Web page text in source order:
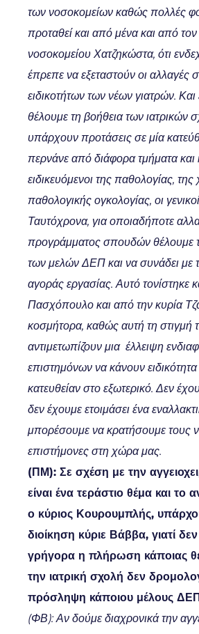
των νοσοκομείων καθώς πολλές
προταθεί και από μένα και από τον
νοσοκομείου Χατζηκώστα, ότι
έπρεπε να εξεταστούν οι αλλαγές
ειδικοτήτων των νέων γιατρών. Και
θέλουμε τη βοήθεια των ιατρικών
υπάρχουν προτάσεις σε μία
περνάνε από διάφορα τμήματα και
ειδικευόμενοι της παθολογίας, της
παθολογικής ογκολογίας, οι γενικοί
Ταυτόχρονα, για οποιαδήποτε
προγράμματος σπουδών θέλουμε
των μελών ΔΕΠ και να συνάδει με
αγοράς εργασίας. Αυτό τονίστηκε
Πασχόπουλο και από την κυρία
κοσμήτορα, καθώς αυτή τη στιγμή
αντιμετωπίζουν μια έλλειψη
επιστημόνων να κάνουν ειδικότητα
κατευθείαν στο εξωτερικό. Δεν
δεν έχουμε ετοιμάσει ένα
μπορέσουμε να κρατήσουμε τους
επιστήμονες στη χώρα μας.
(ΠΜ): Σε σχέση με την
είναι ένα τεράστιο θέμα και το
ο κύριος Κουρουμπλής,
διοίκηση κύριε Βάββα, γιατί
γρήγορα η πλήρωση κάποιας
την ιατρική σχολή δεν
πρόσληψη κάποιου μέλους
(ΦΒ): Αν δούμε διαχρονικά την